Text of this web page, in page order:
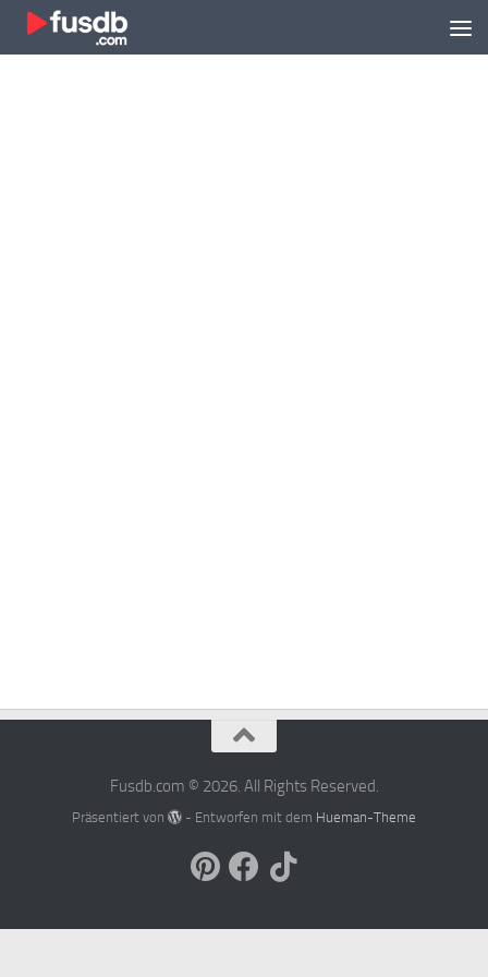
Zum Inhalt springen
Fusdb.com © 2026. All Rights Reserved.
Präsentiert von - Entworfen mit dem Hueman-Theme